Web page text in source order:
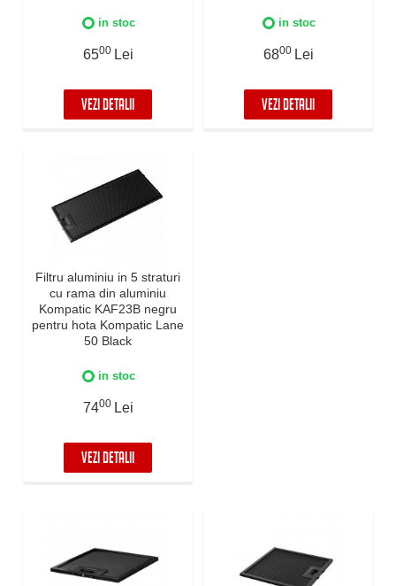
in stoc
6500 Lei
VEZI DETALII
in stoc
6800 Lei
VEZI DETALII
Filtru aluminiu in 5 straturi
cu rama din aluminiu
Kompatic KAF23B negru
pentru hota Kompatic Lane
50 Black
in stoc
7400 Lei
VEZI DETALII